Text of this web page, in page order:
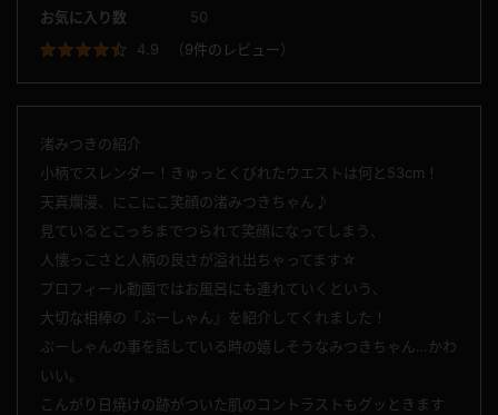
お気に入り数
50
4.9
（9件のレビュー）
渚みつきの紹介
小柄でスレンダー！きゅっとくびれたウエストは何と53cm！
天真爛漫、にこにこ笑顔の渚みつきちゃん♪
見ているとこっちまでつられて笑顔になってしまう、
人懐っこさと人柄の良さが溢れ出ちゃってます☆
プロフィール動画ではお風呂にも連れていくという、
大切な相棒の『ぷーしゃん』を紹介してくれました！
ぷーしゃんの事を話している時の嬉しそうなみつきちゃん…かわ
いい。
こんがり日焼けの跡がついた肌のコントラストもグッときます